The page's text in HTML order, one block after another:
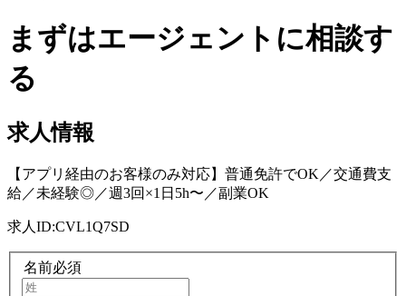
まずはエージェントに相談す
る
求人情報
【アプリ経由のお客様のみ対応】普通免許でOK／交通費支
給／未経験◎／週3回×1日5h〜／副業OK
求人ID:CVL1Q7SD
名前必須